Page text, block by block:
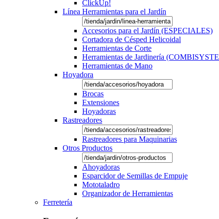
ClickUp!
Línea Herramientas para el Jardín
Accesorios para el Jardín (ESPECIALES)
Cortadora de Césped Helicoidal
Herramientas de Corte
Herramientas de Jardinería
Herramientas de Mano
Hoyadora
Brocas
Extensiones
Hoyadoras
Rastreadores
Rastreadores para Maquinarias
Otros Productos
Ahoyadoras
Esparcidor de Semillas de Empuje
Mototaladro
Organizador de Herramientas
Ferretería